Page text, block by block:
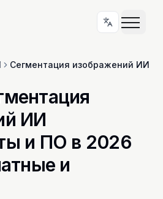
Сегментация изображений ИИ
ИИ
и ПО в 2026
и